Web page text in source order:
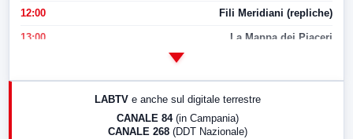
12:00 Fili Meridiani (repliche)
13:00 La Mappa dei Piaceri
LABTV e anche sul digitale terrestre
CANALE 84 (in Campania)
CANALE 268 (DDT Nazionale)